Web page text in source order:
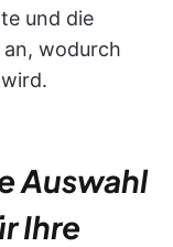
und die
wodurch
Auswahl
Ihre